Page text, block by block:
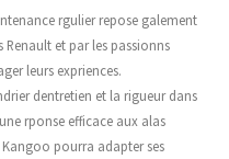
rgulier repose galement
Renault et par les passionns
leurs expriences.
dentretien et la rigueur dans
rponse efficace aux alas
pourra adapter ses